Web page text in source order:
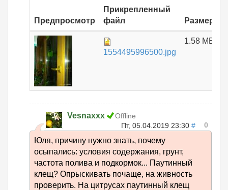
Предпросмотр
Прикрепленный
файл
Размер
1554495996500.jpg
1.58 МБ
Vesnaxxx
Offline
Пт, 05.04.2019 23:30 # 0
Юля, причину нужно знать, почему
осыпались: условия содержания, грунт,
частота полива и подкормок... Паутинный
клещ? Опрыскивать почаще, на живность
проверить. На цитрусах паутинный клещ